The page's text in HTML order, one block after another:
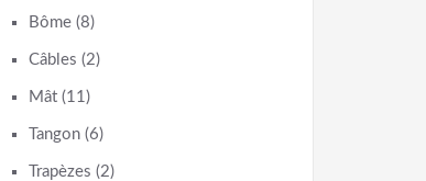
Bôme (8)
Câbles (2)
Mât (11)
Tangon (6)
Trapèzes (2)